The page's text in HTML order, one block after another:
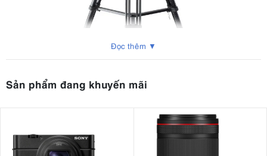
Đọc thêm ▼
Sản phẩm đang khuyến mãi